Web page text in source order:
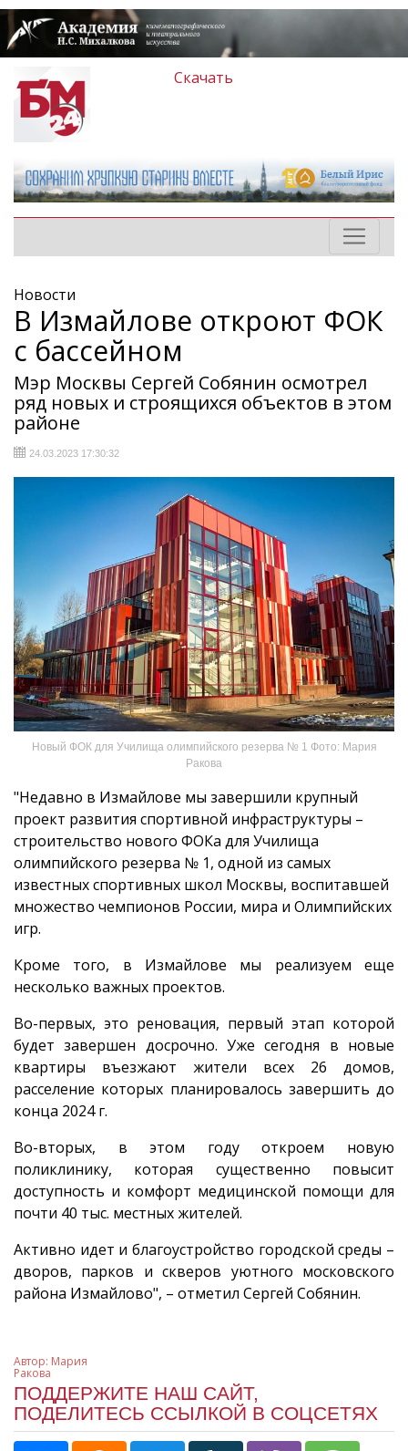
Скачать
Новости
В Измайлове откроют ФОК
с бассейном
Мэр Москвы Сергей Собянин осмотрел
ряд новых и строящихся объектов в этом
районе
24.03.2023 17:30:32
Новый ФОК для Училища олимпийского резерва № 1 Фото: Мария
Ракова
"Недавно в Измайлове мы завершили крупный
проект развития спортивной инфраструктуры –
строительство нового ФОКа для Училища
олимпийского резерва № 1, одной из самых
известных спортивных школ Москвы, воспитавшей
множество чемпионов России, мира и Олимпийских
игр.
Кроме того, в Измайлове мы реализуем еще
несколько важных проектов.
Во-первых, это реновация, первый этап которой
будет завершен досрочно. Уже сегодня в новые
квартиры въезжают жители всех 26 домов,
расселение которых планировалось завершить до
конца 2024 г.
Во-вторых, в этом году откроем новую
поликлинику, которая существенно повысит
доступность и комфорт медицинской помощи для
почти 40 тыс. местных жителей.
Активно идет и благоустройство городской среды –
дворов, парков и скверов уютного московского
района Измайлово", – отметил Сергей Собянин.
Автор: Мария
Ракова
ПОДДЕРЖИТЕ НАШ САЙТ,
ПОДЕЛИТЕСЬ ССЫЛКОЙ В СОЦСЕТЯХ